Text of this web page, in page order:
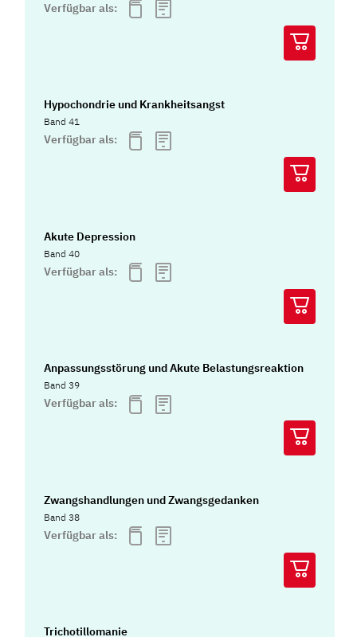
Verfügbar als:
Hypochondrie und Krankheitsangst
Band 41
Verfügbar als:
Akute Depression
Band 40
Verfügbar als:
Anpassungsstörung und Akute Belastungsreaktion
Band 39
Verfügbar als:
Zwangshandlungen und Zwangsgedanken
Band 38
Verfügbar als:
Trichotillomanie